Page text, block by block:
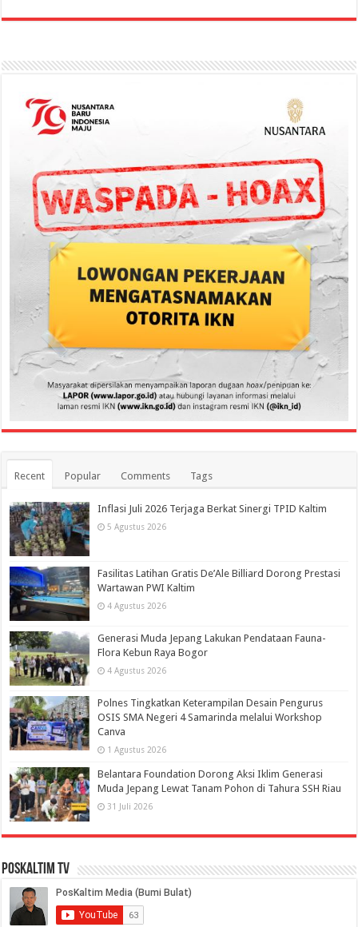
Recent Popular Comments Tags
Inflasi Juli 2026 Terjaga Berkat Sinergi TPID Kaltim
5 Agustus 2026
Fasilitas Latihan Gratis De’Ale Billiard Dorong Prestasi
Wartawan PWI Kaltim
4 Agustus 2026
Generasi Muda Jepang Lakukan Pendataan Fauna-
Flora Kebun Raya Bogor
4 Agustus 2026
Polnes Tingkatkan Keterampilan Desain Pengurus
OSIS SMA Negeri 4 Samarinda melalui Workshop
Canva
1 Agustus 2026
Belantara Foundation Dorong Aksi Iklim Generasi
Muda Jepang Lewat Tanam Pohon di Tahura SSH Riau
31 Juli 2026
PosKaltim TV